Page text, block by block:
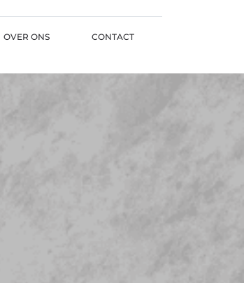
OVER ONS CONTACT